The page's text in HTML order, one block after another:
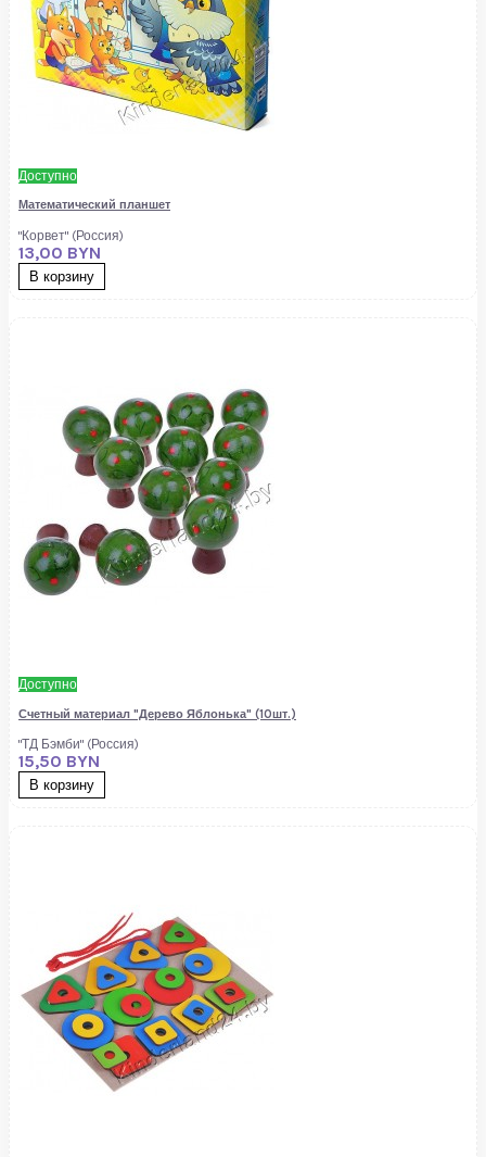
Доступно
Математический планшет
"Корвет" (Россия)
13,00 BYN
В корзину
Доступно
Счетный материал "Дерево Яблонька" (10шт.)
"ТД Бэмби" (Россия)
15,50 BYN
В корзину